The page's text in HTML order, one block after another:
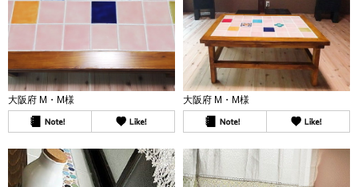
大阪府 M・M様 大阪府 M・M様